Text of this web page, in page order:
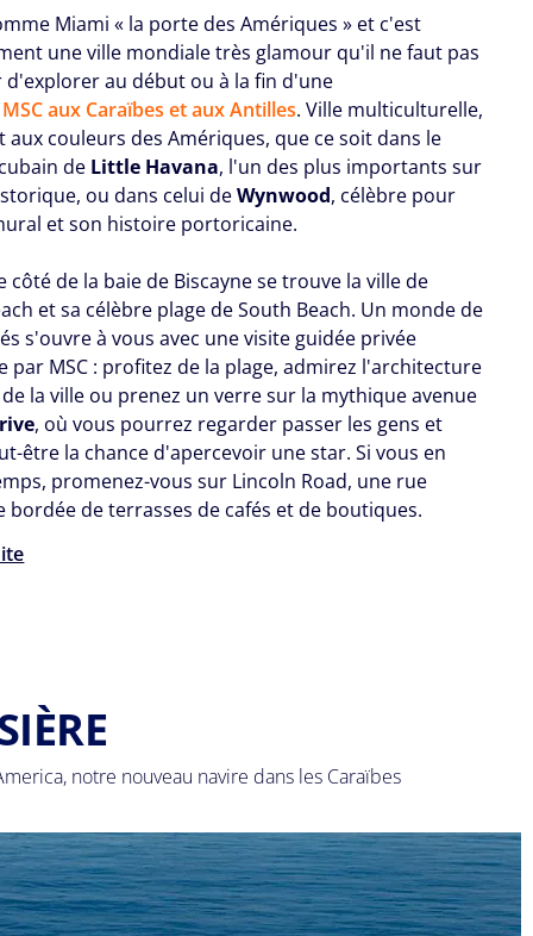
Miami « la porte des Amériques » et c'est
une ville mondiale très glamour qu'il ne faut pas
d'explorer au début ou à la fin d'une
aux Caraïbes et aux Antilles. Ville multiculturelle,
aux couleurs des Amériques, que ce soit dans le
de Little Havana, l'un des plus importants sur
ou dans celui deWynwood, célèbre pour
et son histoire portoricaine.
côté de la baie de Biscayne se trouve la ville de
et sa célèbre plage de South Beach. Un monde de
s'ouvre à vous avec une visite guidée privée
par MSC : profitez de la plage, admirez l'architecture
la ville ou prenez un verre sur la mythique avenue
, où vous pourrez regarder passer les gens et
être la chance d'apercevoir une star. Si vous en
promenez-vous sur Lincoln Road, une rue
bordée de terrasses de cafés et de boutiques.
notre nouveau navire dans les Caraïbes